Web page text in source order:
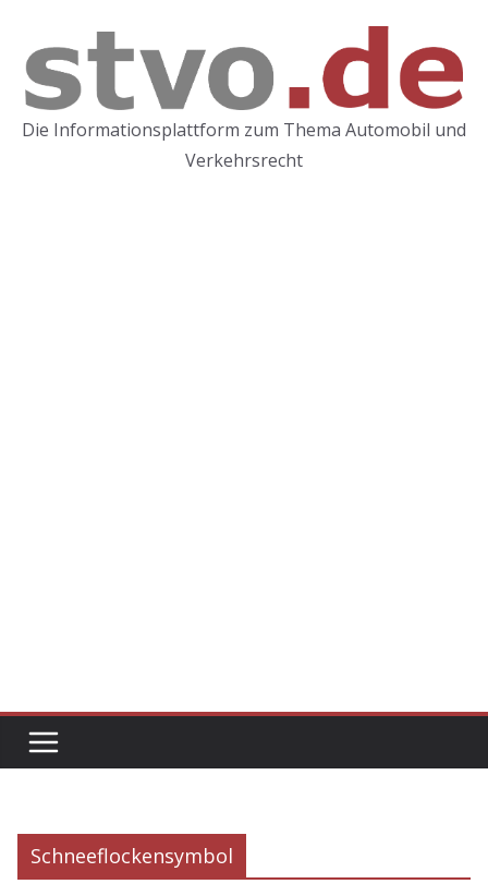
Inhalt
springen
Die Informationsplattform zum Thema Automobil und
Verkehrsrecht
Schneeflockensymbol